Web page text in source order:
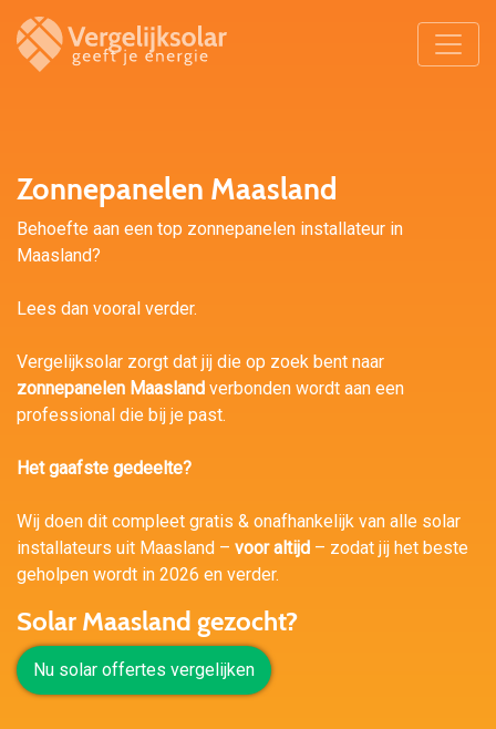
Zonnepanelen Maasland
Behoefte aan een top zonnepanelen installateur in
Maasland?
Lees dan vooral verder.
Vergelijksolar zorgt dat jij die op zoek bent naar
zonnepanelen Maasland verbonden wordt aan een
professional die bij je past.
Het gaafste gedeelte?
Wij doen dit compleet gratis & onafhankelijk van alle solar
installateurs uit Maasland – voor altijd – zodat jij het beste
geholpen wordt in 2026 en verder.
Solar Maasland gezocht?
Nu solar offertes vergelijken